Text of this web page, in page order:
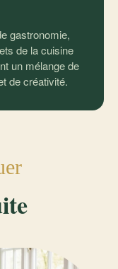
gastronomie,
de la cuisine
un mélange de
de créativité.